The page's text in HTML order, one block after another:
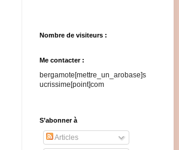
Nombre de visiteurs :
Me contacter :
bergamote[mettre_un_arobase]s
ucrissime[point]com
S’abonner à
Articles